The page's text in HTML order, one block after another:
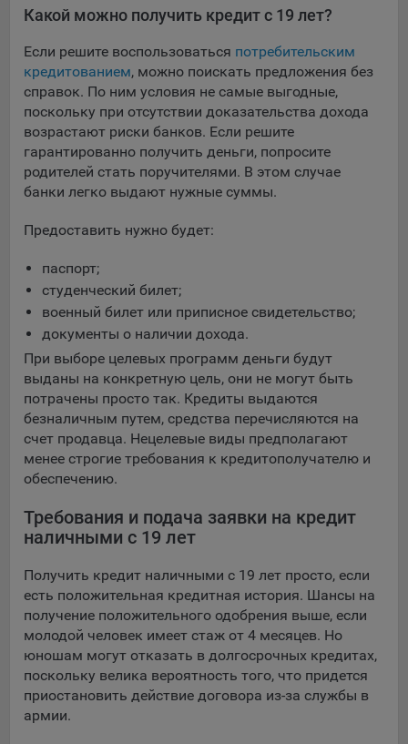
При этом, некоторые браузеры позволяют посещать
интернет-сайты в режиме «Инкогнито», чтобы ограничить
хранимый на компьютере объем информации и
автоматически удалять сессионные файлы cookie. Кроме
сохраненные файлов cookie выбрав соответствующую
опцию в истории браузера.
Подробнее о параметрах управления можно ознакомиться,
перейдя по внешним ссылкам, ведущим на
Chrome
Opera
Microsoft Edge
Internet Explorer
16. Пользователь всегда может направить сообщение с
имеющимся у него вопросом, в части использования
файлов сookie, на электронную почту Общества:
info@myfin.by
Аналитические Cookie
определять предпочтения пользователей Сайта, в том
числе наиболее и наименее популярные страницы и
принимать меры по совершенствованию работы Сайта
исходя из предпочтений пользователей
Статистические куки позволяют определять предпочтения
пользователей сайта.
Компании, которым мы поручаем обработку
Какой можно получить кредит с 19 лет?
Если решите воспользоваться потребительским
кредитованием, можно поискать предложения без
справок. По ним условия не самые выгодные,
поскольку при отсутствии доказательства дохода
возрастают риски банков. Если решите
гарантированно получить деньги, попросите
родителей стать поручителями. В этом случае
банки легко выдают нужные суммы.
Предоставить нужно будет:
паспорт;
студенческий билет;
военный билет или приписное свидетельство;
документы о наличии дохода.
При выборе целевых программ деньги будут
выданы на конкретную цель, они не могут быть
потрачены просто так. Кредиты выдаются
безналичным путем, средства перечисляются на
счет продавца. Нецелевые виды предполагают
менее строгие требования к кредитополучателю и
обеспечению.
Требования и подача заявки на кредит
наличными с 19 лет
Получить кредит наличными с 19 лет просто, если
есть положительная кредитная история. Шансы на
получение положительного одобрения выше, если
молодой человек имеет стаж от 4 месяцев. Но
юношам могут отказать в долгосрочных кредитах,
поскольку велика вероятность того, что придется
приостановить действие договора из-за службы в
армии.